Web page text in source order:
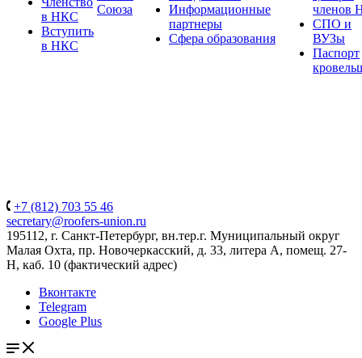
в НКС
Вступить
в НКС
Союза
Информационные
партнеры
Сфера образования
членов
СПО и
ВУЗы
Паспорт
+7 (812) 703 55 46
secretary@roofers-union.ru
195112, г. Санкт-Петербург, вн.тер.г. Муниципальный округ
Малая Охта, пр. Новочеркасский, д. 33, литера А, помещ. 27-
Н, каб. 10 (фактический адрес)
Вконтакте
Telegram
Google Plus